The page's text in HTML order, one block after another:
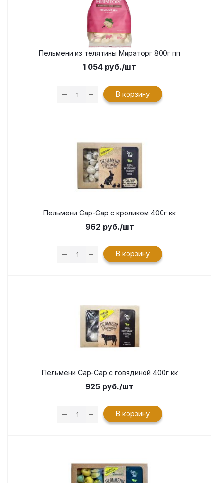
Пельмени из телятины Мираторг 800г пп
1 054 руб./шт
В корзину
Пельмени Сар-Сар с кроликом 400г кк
962 руб./шт
В корзину
Пельмени Сар-Сар с говядиной 400г кк
925 руб./шт
В корзину